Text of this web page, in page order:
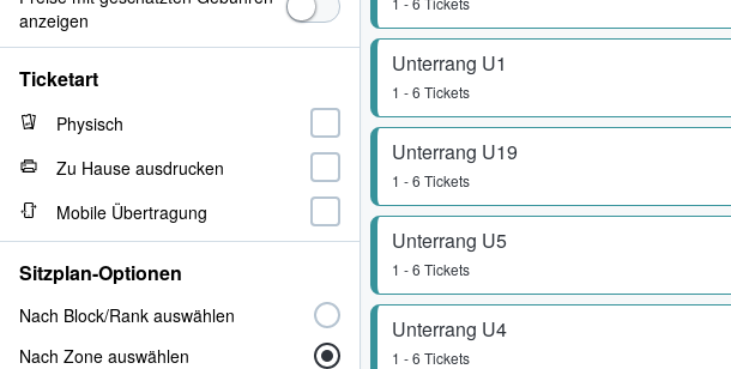
Unterrang U1
1 - 6 Tickets
Unterrang U19
1 - 6 Tickets
Unterrang U5
1 - 6 Tickets
Unterrang U4
1 - 6 Tickets
anzeigen
Ticketart
Physisch
Zu Hause ausdrucken
Mobile Übertragung
Sitzplan-Optionen
Nach Block/Rank auswählen
Nach Zone auswählen